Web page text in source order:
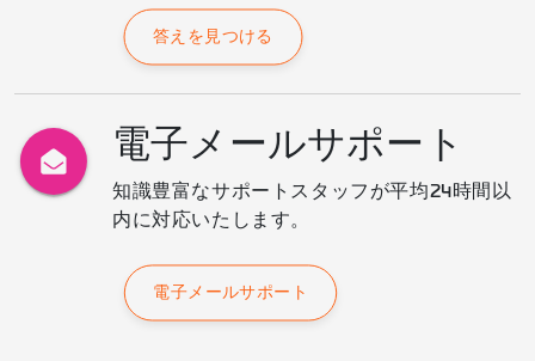
答えを見つける
電子メールサポート
知識豊富なサポートスタッフが平均24時間以
内に対応いたします。
電子メールサポート